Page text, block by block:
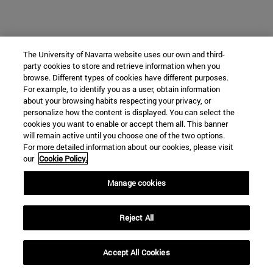
The University of Navarra website uses our own and third-
party cookies to store and retrieve information when you
browse. Different types of cookies have different purposes.
For example, to identify you as a user, obtain information
about your browsing habits respecting your privacy, or
personalize how the content is displayed. You can select the
cookies you want to enable or accept them all. This banner
will remain active until you choose one of the two options.
For more detailed information about our cookies, please visit
our Cookie Policy.
Manage cookies
Reject All
Accept All Cookies